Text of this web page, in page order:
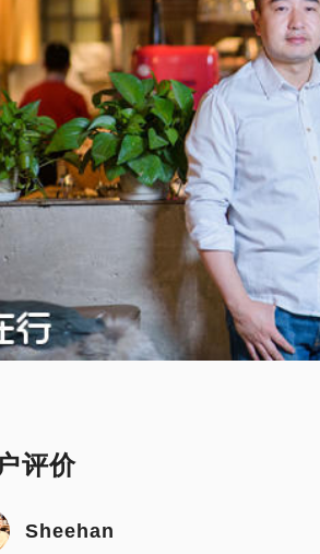
如何投资海外房产，或者哪里找便宜的房子？
评价
Sheehan